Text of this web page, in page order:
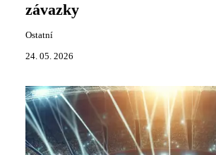
závazky
Ostatní
24. 05. 2026